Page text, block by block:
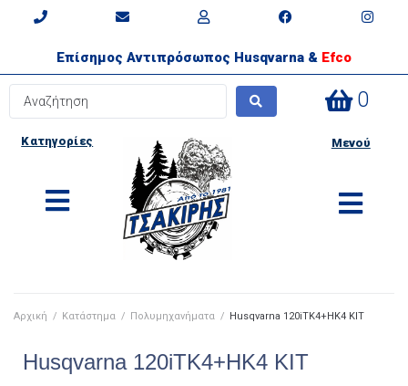
Επίσημος Αντιπρόσωπος Husqvarna & Efco
0
Κατηγορίες Μενού
Αρχική / Κατάστημα / Πολυμηχανήματα / Husqvarna 120iTK4+HK4 KIT
Husqvarna 120iTK4+HK4 KIT